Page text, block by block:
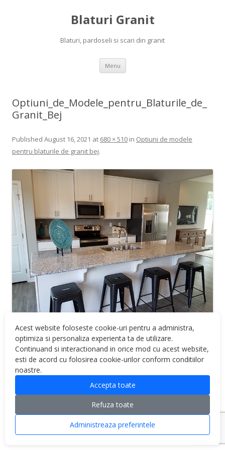
Acest website foloseste cookie-uri pentru a administra,
optimiza si personaliza experienta ta de utilizare.
Continuand si interactionand in orice mod cu acest website,
esti de acord cu folosirea cookie-urilor conform conditiilor
noastre.
Accepta toate
Refuza toate
Administreaza preferintele
Blaturi Granit
Blaturi, pardoseli si scari din granit
Menu Skip to content
Optiuni_de_Modele_pentru_Blaturile_de_
Granit_Bej
Published August 16, 2021 at 680 × 510 in Optiuni de modele
pentru blaturile de granit bej.
Proudly powered by WordPress